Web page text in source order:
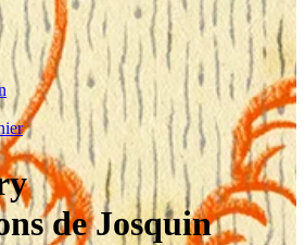
de Josquin